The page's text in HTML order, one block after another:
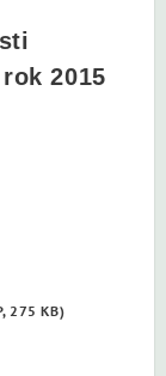
2015
275 KB)